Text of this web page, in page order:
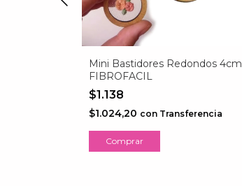
Mini Bastidores Redondos 4cm
FIBROFACIL
$1.138
$1.024,20 con Transferencia
Comprar